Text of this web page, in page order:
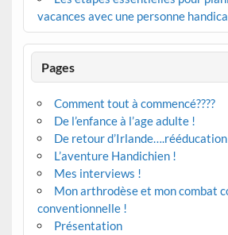
vacances avec une personne
Pages
Comment tout à commencé????
De l’enfance à l’age adulte !
De retour d’Irlande….rééducation
L’aventure Handichien !
Mes interviews !
Mon arthrodèse et mon combat
conventionnelle !
Présentation